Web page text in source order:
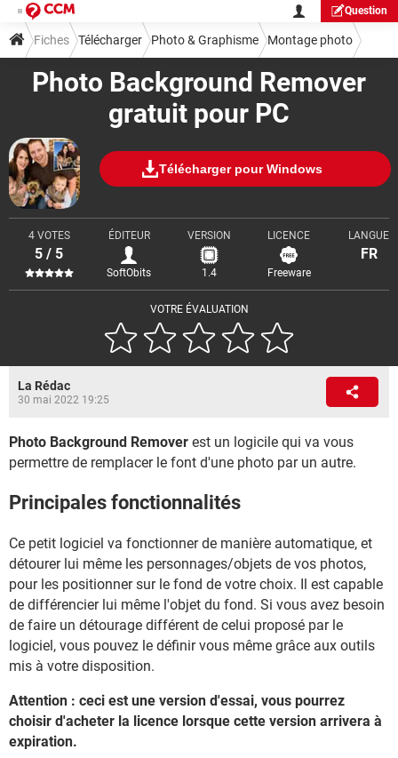
Question
Photo Background Remover
gratuit pour PC
Télécharger pour Windows
VOTRE ÉVALUATION
4 VOTES
5 / 5
ÉDITEUR
SoftObits
VERSION
1.4
LICENCE
Freeware
LANGUE
FR
Fiches Télécharger Photo & Graphisme Montage photo
La Rédac
30 mai 2022 19:25
Photo Background Remover est un logicile qui va vous
permettre de remplacer le font d'une photo par un autre.
Principales fonctionnalités
Ce petit logiciel va fonctionner de manière automatique, et
détourer lui même les personnages/objets de vos photos,
pour les positionner sur le fond de votre choix. Il est capable
de différencier lui même l'objet du fond. Si vous avez besoin
de faire un détourage différent de celui proposé par le
logiciel, vous pouvez le définir vous même grâce aux outils
mis à votre disposition.
Attention : ceci est une version d'essai, vous pourrez
choisir d'acheter la licence lorsque cette version arrivera à
expiration.